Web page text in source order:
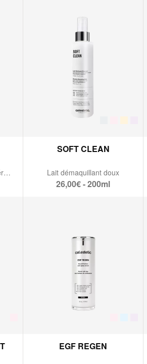
Crème apaisante et régénérante
SOFT CLEAN
Lait démaquillant doux
26,00€ - 200ml
EGF REGEN